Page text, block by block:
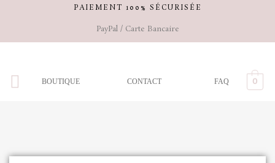
PAIEMENT 100% SÉCURISÉE
PayPal / Carte Bancaire
BOUTIQUE CONTACT FAQ 0